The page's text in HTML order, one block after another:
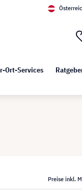
Kunst bei visunext
Ort-Services
Preise inkl.